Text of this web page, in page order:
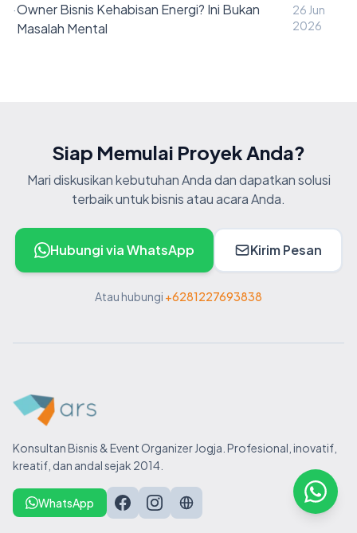
·Owner Bisnis Kehabisan Energi? Ini Bukan
Masalah Mental
26 Jun
2026
Siap Memulai Proyek Anda?
Mari diskusikan kebutuhan Anda dan dapatkan solusi
terbaik untuk bisnis atau acara Anda.
Hubungi via WhatsApp Kirim Pesan
Atau hubungi +6281227693838
Konsultan Bisnis & Event Organizer Jogja. Profesional, inovatif,
kreatif, dan andal sejak 2014.
WhatsApp